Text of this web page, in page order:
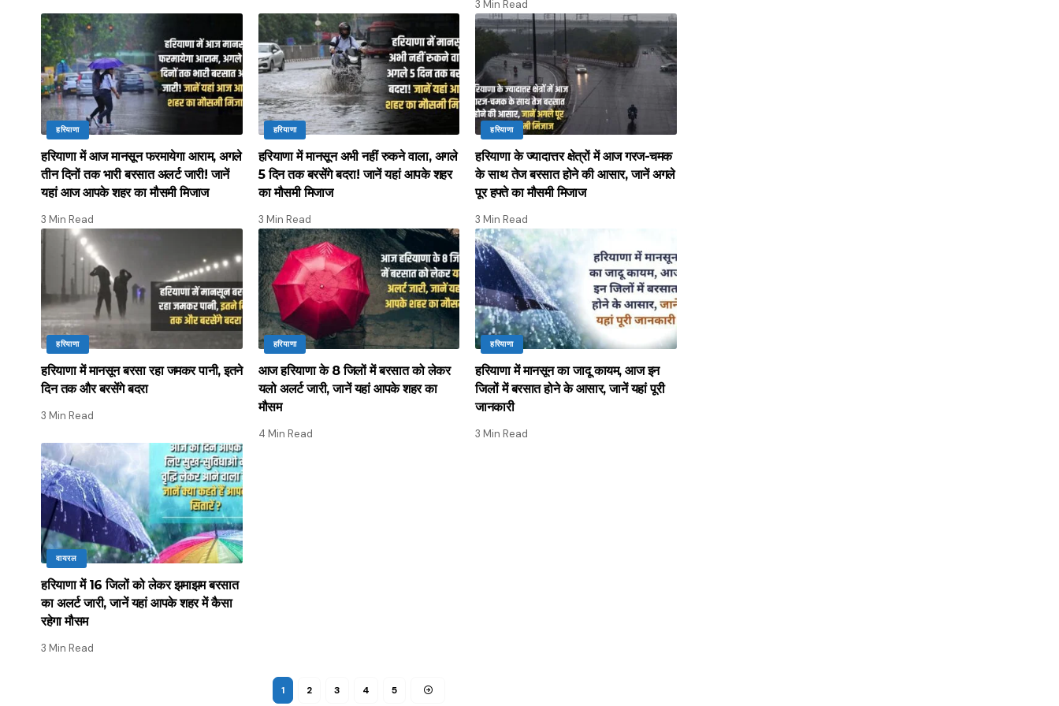
3 Min Read
हरियाणा
हरियाणा में आज मानसून फरमायेगा आराम, अगले
तीन दिनों तक भारी बरसात अलर्ट जारी! जानें
यहां आज आपके शहर का मौसमी मिजाज
3 Min Read
हरियाणा
हरियाणा में मानसून अभी नहीं रुकने वाला, अगले
5 दिन तक बरसेंगे बदरा! जानें यहां आपके शहर
का मौसमी मिजाज
3 Min Read
हरियाणा
हरियाणा के ज्यादात्तर क्षेत्रों में आज गरज-चमक
के साथ तेज बरसात होने की आसार, जानें अगले
पूर हफ्ते का मौसमी मिजाज
3 Min Read
हरियाणा
हरियाणा में मानसून बरसा रहा जमकर पानी, इतने
दिन तक और बरसेंगे बदरा
3 Min Read
हरियाणा
आज हरियाणा के 8 जिलों में बरसात को लेकर
यलो अलर्ट जारी, जानें यहां आपके शहर का
मौसम
4 Min Read
हरियाणा
हरियाणा में मानसून का जादू कायम, आज इन
जिलों में बरसात होने के आसार, जानें यहां पूरी
जानकारी
3 Min Read
वायरल
हरियाणा में 16 जिलों को लेकर झमाझम बरसात
का अलर्ट जारी, जानें यहां आपके शहर में कैसा
रहेगा मौसम
3 Min Read
1 2 3 4 5